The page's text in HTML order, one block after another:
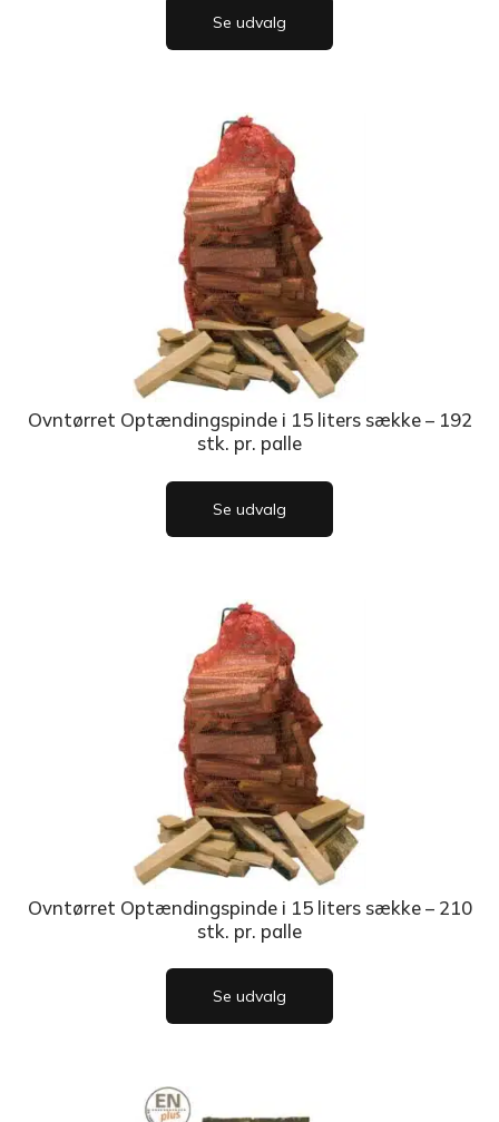
Se udvalg
Ovntørret Optændingspinde i 15 liters sække – 192
stk. pr. palle
Se udvalg
Ovntørret Optændingspinde i 15 liters sække – 210
stk. pr. palle
Se udvalg